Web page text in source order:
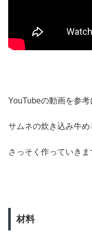
YouTubeの動画を参考
サムネの炊き込み牛め
さっそく作っていきま
材料